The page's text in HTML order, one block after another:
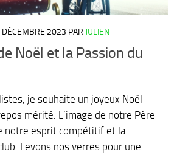
DÉCEMBRE 2023 PAR JULIEN
Noël et la Passion du
je souhaite un joyeux Noël
mérité. L’image de notre Père
notre esprit compétitif et la
Levons nos verres pour une